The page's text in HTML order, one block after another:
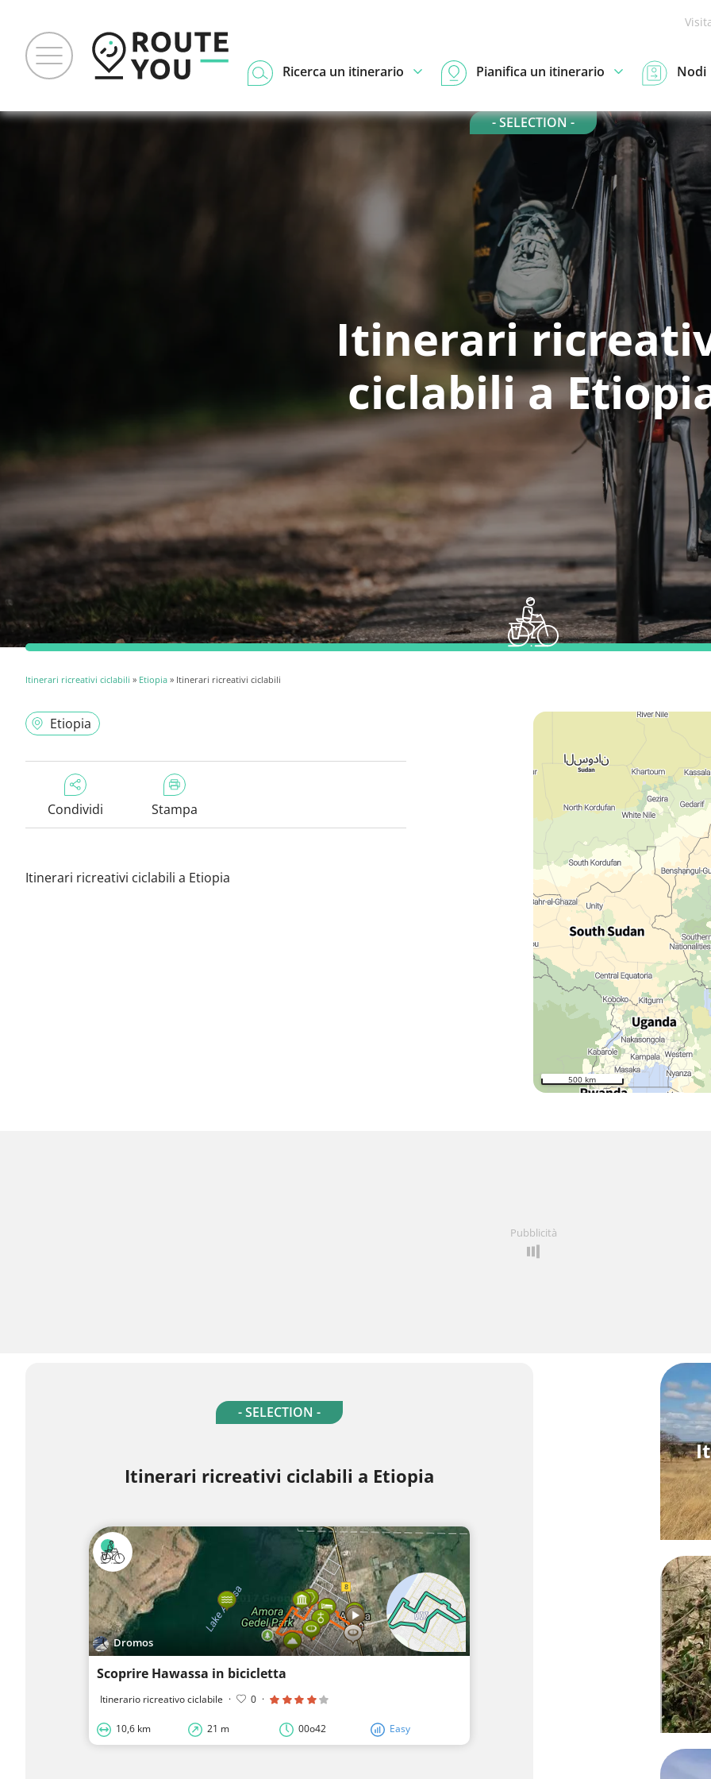
Ricerca un itinerario Pianifica un itinerario Nodi
- SELECTION -
Itinerari
ciclabili a
Itinerari ricreativi ciclabili » Etiopia » Itinerari ricreativi ciclabili
Etiopia
Condividi Stampa
Itinerari ricreativi ciclabili a Etiopia
500 km
Pubblicità
- SELECTION -
Itinerari ricreativi ciclabili a Etiopia
Dromos
Scoprire Hawassa in bicicletta
Itinerario ricreativo ciclabile · 0 ·
10,6 km 21 m 00o42 Easy